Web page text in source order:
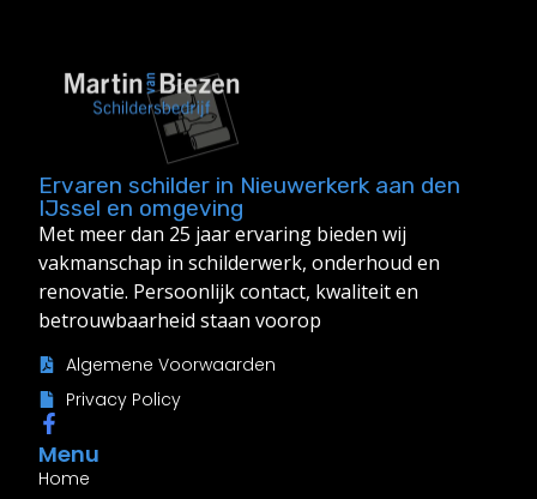
Ervaren schilder in Nieuwerkerk aan den
IJssel en omgeving
Met meer dan 25 jaar ervaring bieden wij
vakmanschap in schilderwerk, onderhoud en
renovatie. Persoonlijk contact, kwaliteit en
betrouwbaarheid staan voorop
Algemene Voorwaarden
Privacy Policy
Menu
Home